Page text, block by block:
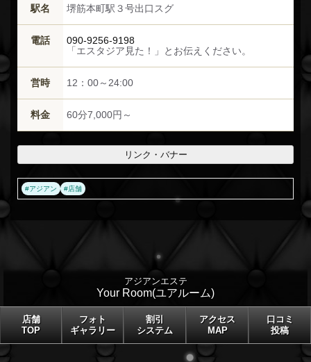
駅名 堺筋本町駅３号出口スグ
電話
090-9256-9198
「エスタジア見た！」とお伝えください。
営時 12：00～24:00
料金 60分7,000円～
リンク・バナー
#アジアン #店舗
アジアンエステ
Your Room(ユアルーム)
店舗
TOP
フォト
ギャラリー
割引
システム
アクセス
MAP
口コミ
投稿